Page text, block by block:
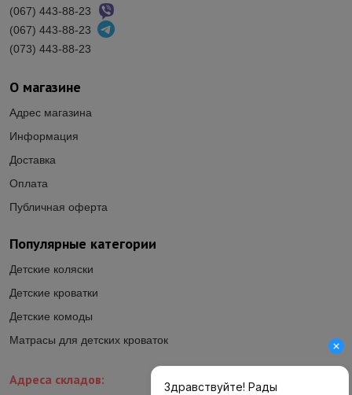
Популярные категории
Детские коляски
Детские кроватки
Детские комоды
Матрасы для детских кроваток
О магазине
Адрес магазина
Информация
Доставка
Оплата
Публичная оферта
(067) 443-88-23
(067) 443-88-23
(073) 443-88-23
Адреса складов: